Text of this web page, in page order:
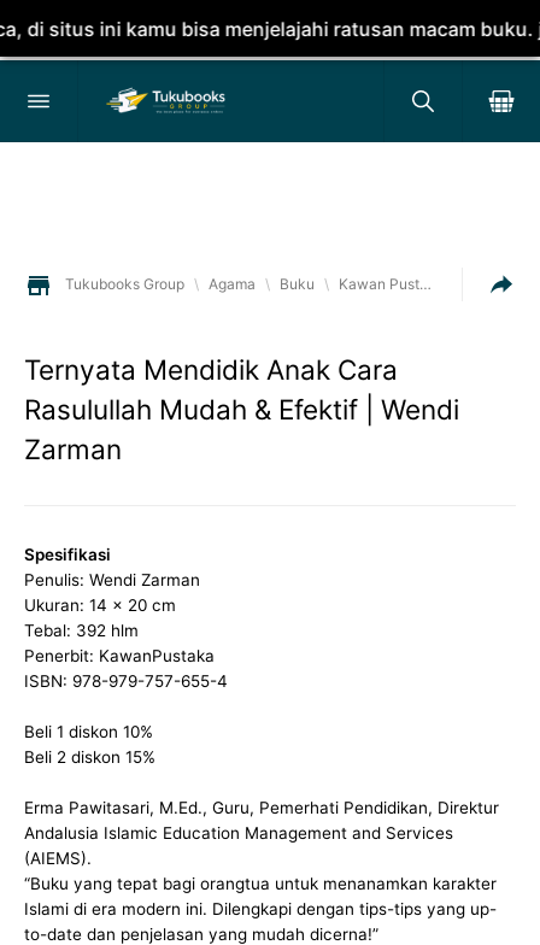
ini kamu bisa menjelajahi ratusan macam buku.
Tukubooks Group \ Agama \ Buku \ Kawan Pustaka
Ternyata Mendidik Anak Cara
Rasulullah Mudah & Efektif | Wendi
Zarman
Spesifikasi
Penulis: Wendi Zarman
Ukuran: 14 x 20 cm
Tebal: 392 hlm
Penerbit: KawanPustaka
ISBN: 978-979-757-655-4
Beli 1 diskon 10%
Beli 2 diskon 15%
Erma Pawitasari, M.Ed., Guru, Pemerhati Pendidikan, Direktur
Andalusia Islamic Education Management and Services
(AIEMS).
“Buku yang tepat bagi orangtua untuk menanamkan karakter
Islami di era modern ini. Dilengkapi dengan tips-tips yang up-
to-date dan penjelasan yang mudah dicerna!”